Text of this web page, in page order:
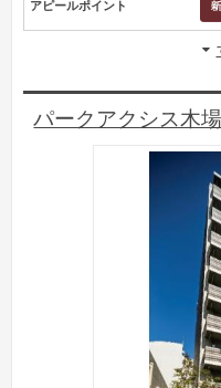
アピールポイント
パークアクシス木